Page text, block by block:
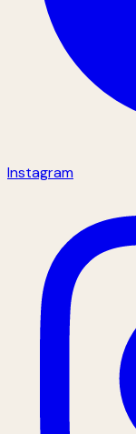
Instagram